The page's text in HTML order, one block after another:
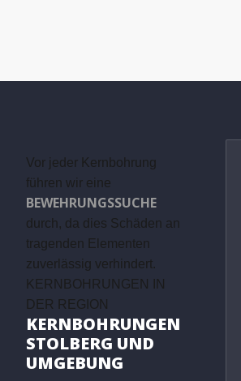
Vor jeder Kernbohrung
führen wir eine
BEWEHRUNGSSUCHE
durch, da dies Schäden an
tragenden Elementen
zuverlässig verhindert.
KERNBOHRUNGEN IN
DER REGION
KERNBOHRUNGEN
STOLBERG UND
UMGEBUNG